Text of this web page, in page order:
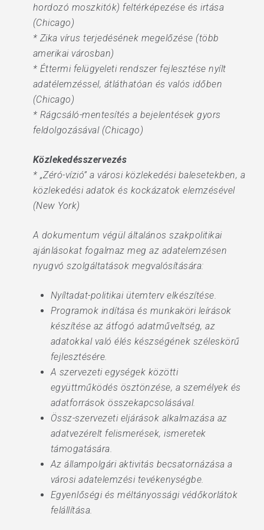
hordozó moszkitók) feltérképezése és irtása
(Chicago)
* Zika vírus terjedésének megelőzése (több
amerikai városban)
* Éttermi felügyeleti rendszer fejlesztése nyílt
adatélemzéssel, átláthatóan és valós időben
(Chicago)
* Rágcsáló-mentesítés a bejelentések gyors
feldolgozásával (Chicago)
Közlekedésszervezés
* „Zéró-vízió” a városi közlekedési balesetekben, a
közlekedési adatok és kockázatok elemzésével
(New York)
A dokumentum végül általános szakpolitikai
ajánlásokat fogalmaz meg az adatelemzésen
nyugvó szolgáltatások megvalósítására:
Nyíltadat-politikai ütemterv elkészítése.
Programok indítása és munkaköri leírások
készítése az átfogó adatműveltség, az
adatokkal való élés készségének széleskörű
fejlesztésére.
A szervezeti egységek közötti
együttműködés ösztönzése, a személyek és
adatforrások összekapcsolásával.
Össz-szervezeti eljárások alkalmazása az
adatvezérelt felismerések, ismeretek
támogatására.
Az állampolgári aktivitás becsatornázása a
városi adatelemzési tevékenységbe.
Egyenlőségi és méltányossági védőkorlátok
felállítása.